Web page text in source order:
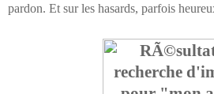
pardon. Et sur les hasards, parfois